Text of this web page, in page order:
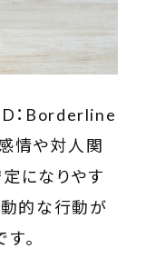
：Borderline
情や対人関
になりやす
動的な行動が
。